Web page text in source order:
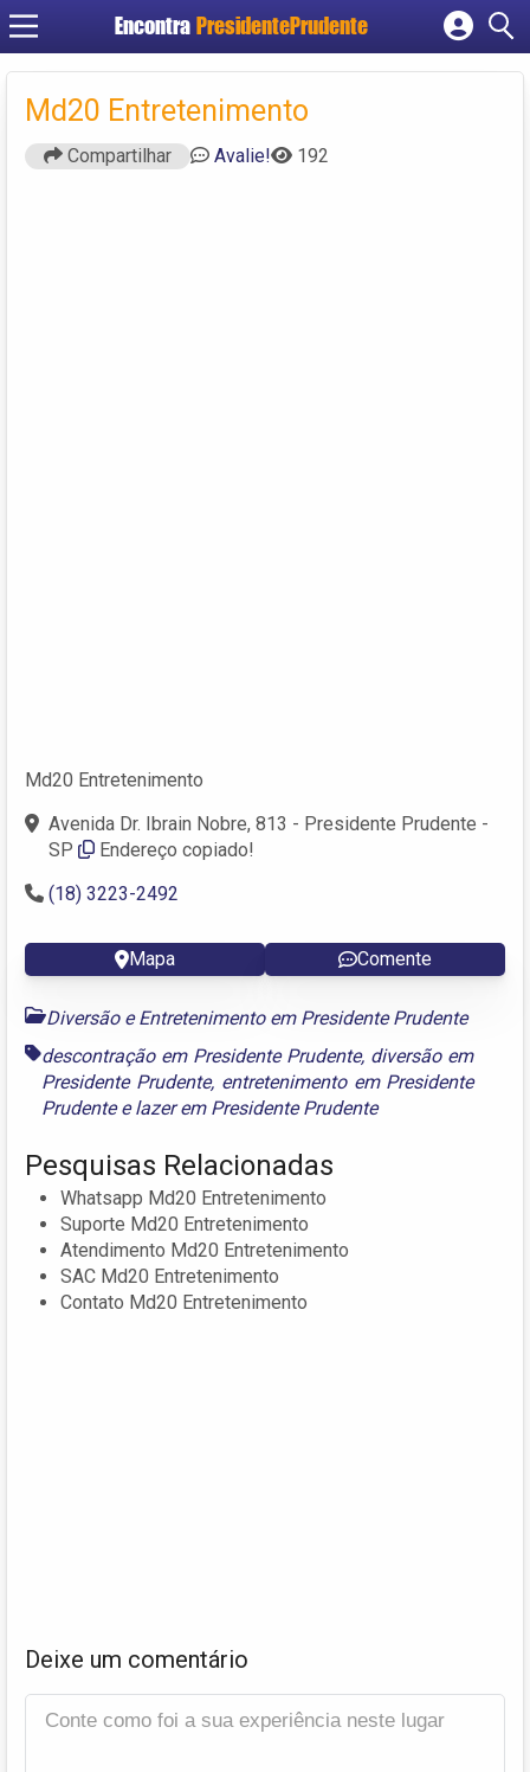
Encontra PresidentePrudente
Cadastrar empresa
Criar conta
Md20 Entretenimento
Compartilhar Avalie! 192
Md20 Entretenimento
Avenida Dr. Ibrain Nobre, 813 - Presidente Prudente -
SP
Endereço copiado!
(18) 3223-2492
Mapa Comente
Diversão e Entretenimento em Presidente Prudente
descontração em Presidente Prudente, diversão em
Presidente Prudente, entretenimento em Presidente
Prudenteelazer em Presidente Prudente
Pesquisas Relacionadas
Whatsapp Md20 Entretenimento
Suporte Md20 Entretenimento
Atendimento Md20 Entretenimento
SAC Md20 Entretenimento
Contato Md20 Entretenimento
Deixe um comentário